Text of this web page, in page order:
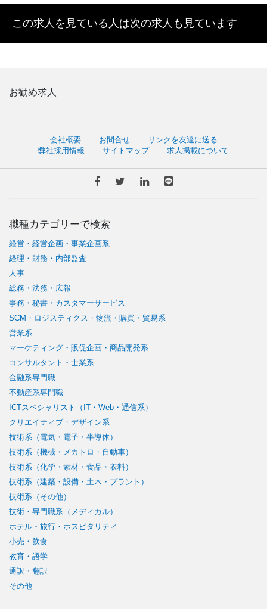
この求人を見ている人は次の求人も見ています
お勧め求人
会社概要 お問合せ
リンクを友達に送る
弊社採用情報
サイトマップ 求人掲載について
職種カテゴリーで検索
経営・経営企画・事業企画系
経理・財務・内部監査
人事
総務・法務・広報
事務・秘書・カスタマーサービス
SCM・ロジスティクス・物流・購買・貿易系
営業系
マーケティング・販促企画・商品開発系
コンサルタント・士業系
金融系専門職
不動産系専門職
ICTスペシャリスト（IT・Web・通信系）
クリエイティブ・デザイン系
技術系（電気・電子・半導体）
技術系（機械・メカトロ・自動車）
技術系（化学・素材・食品・衣料）
技術系（建築・設備・土木・プラント）
技術系（その他）
技術・専門職系（メディカル）
ホテル・旅行・ホスピタリティ
小売・飲食
教育・語学
通訳・翻訳
その他